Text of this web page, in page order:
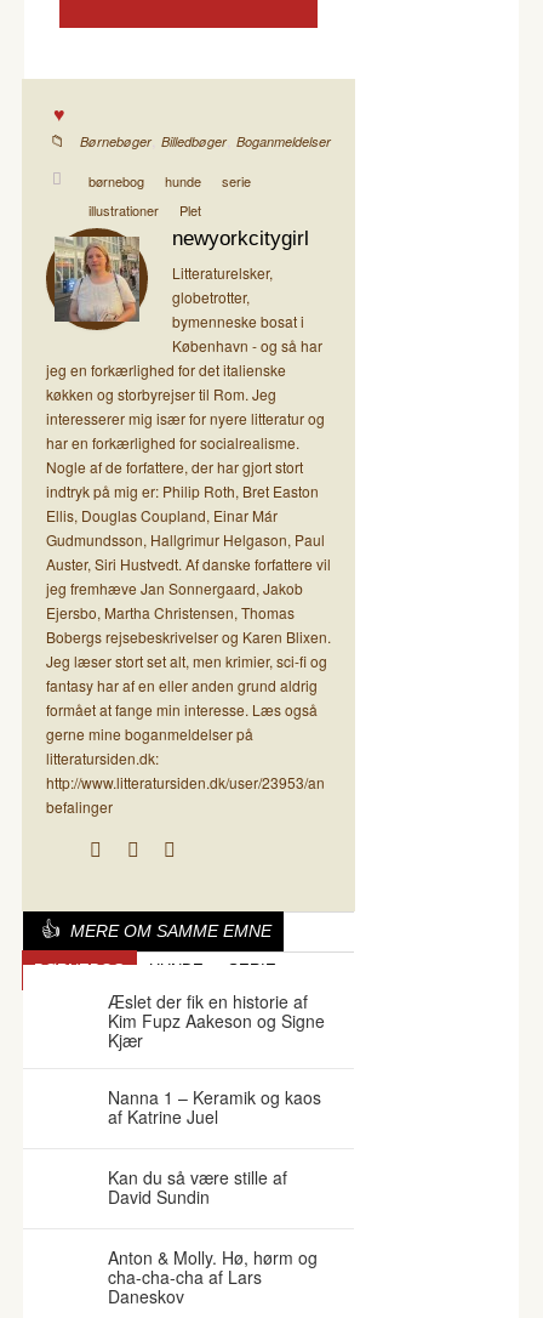
Børnebøger, Billedbøger, Boganmeldelser
børnebog hunde
serie
illustrationer
Plet
newyorkcitygirl
Litteraturelsker,
globetrotter,
bymenneske bosat i
København - og så har
jeg en forkærlighed for det italienske
køkken og storbyrejser til Rom. Jeg
interesserer mig især for nyere litteratur og
har en forkærlighed for socialrealisme.
Nogle af de forfattere, der har gjort stort
indtryk på mig er: Philip Roth, Bret Easton
Ellis, Douglas Coupland, Einar Már
Gudmundsson, Hallgrimur Helgason, Paul
Auster, Siri Hustvedt. Af danske forfattere vil
jeg fremhæve Jan Sonnergaard, Jakob
Ejersbo, Martha Christensen, Thomas
Bobergs rejsebeskrivelser og Karen Blixen.
Jeg læser stort set alt, men krimier, sci-fi og
fantasy har af en eller anden grund aldrig
formået at fange min interesse. Læs også
gerne mine boganmeldelser på
litteratursiden.dk:
http://www.litteratursiden.dk/user/23953/an
befalinger
MERE OM SAMME EMNE
BØRNEBOG HUNDE SERIE
Æslet der fik en historie af
Kim Fupz Aakeson og Signe
Kjær
Nanna 1 – Keramik og kaos
af Katrine Juel
Kan du så være stille af
David Sundin
Anton & Molly. Hø, hørm og
cha-cha-cha af Lars
Daneskov